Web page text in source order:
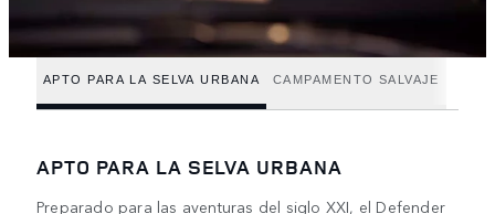
APTO PARA LA SELVA URBANA CAMPAMENTO SALVAJE
APTO PARA LA SELVA URBANA
Preparado para las aventuras del siglo XXI, el Defender